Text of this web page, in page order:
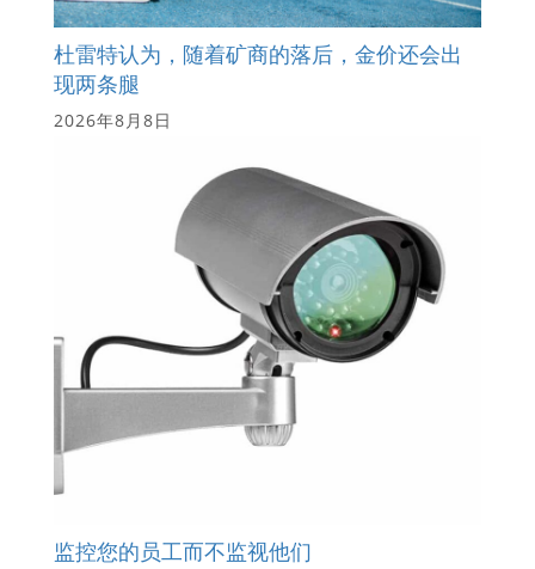
杜雷特认为，随着矿商的落后，金价还会出
现两条腿
2026年8月8日
监控您的员工而不监视他们